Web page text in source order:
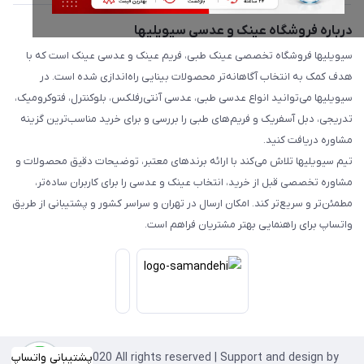
درباره فروشگاه عینک و عدسی سیویلیها
سیویلیها فروشگاه تخصصی عینک طبی، فریم عینک و عدسی عینک است که با
هدف کمک به انتخاب آگاهانه‌تر محصولات بینایی راه‌اندازی شده است. در
سیویلیها می‌توانید انواع عدسی طبی، عدسی آنتی‌رفلکس، بلوکنترل، فتوکرومیک،
تدریجی، دبل آسفریک و فریم‌های طبی را بررسی و برای خرید مناسب‌ترین گزینه
مشاوره دریافت کنید.
تیم سیویلیها تلاش می‌کند با ارائه برندهای معتبر، توضیحات دقیق محصولات و
مشاوره تخصصی قبل از خرید، انتخاب عینک و عدسی را برای کاربران ساده‌تر،
مطمئن‌تر و سریع‌تر کند. امکان ارسال در تهران و سراسر کشور و پشتیبانی از طریق
واتساپ برای راهنمایی بهتر مشتریان فراهم است.
پشتیبانی واتساپ
Copyright©2020 All rights reserved | Support and design by